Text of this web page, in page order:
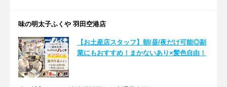
味の明太子ふくや 羽田空港店
【お土産店スタッフ】朝/昼/夜だけ可能◎副
業にもおすすめ！まかないあり×髪色自由！